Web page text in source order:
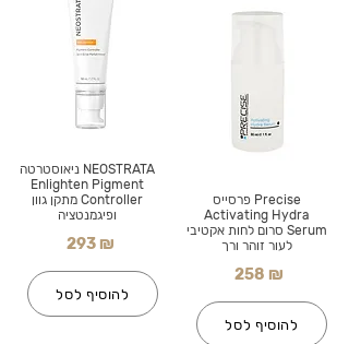
NEOSTRATA ניאוסטרטה
Enlighten Pigment
Controller מתקן גוון
ופיגמנטציה
293 ₪
להוסיף לסל
Precise פרסייס
Activating Hydra
Serum סרום לחות אקטיבי
לעור זוהר ורך
258 ₪
להוסיף לסל